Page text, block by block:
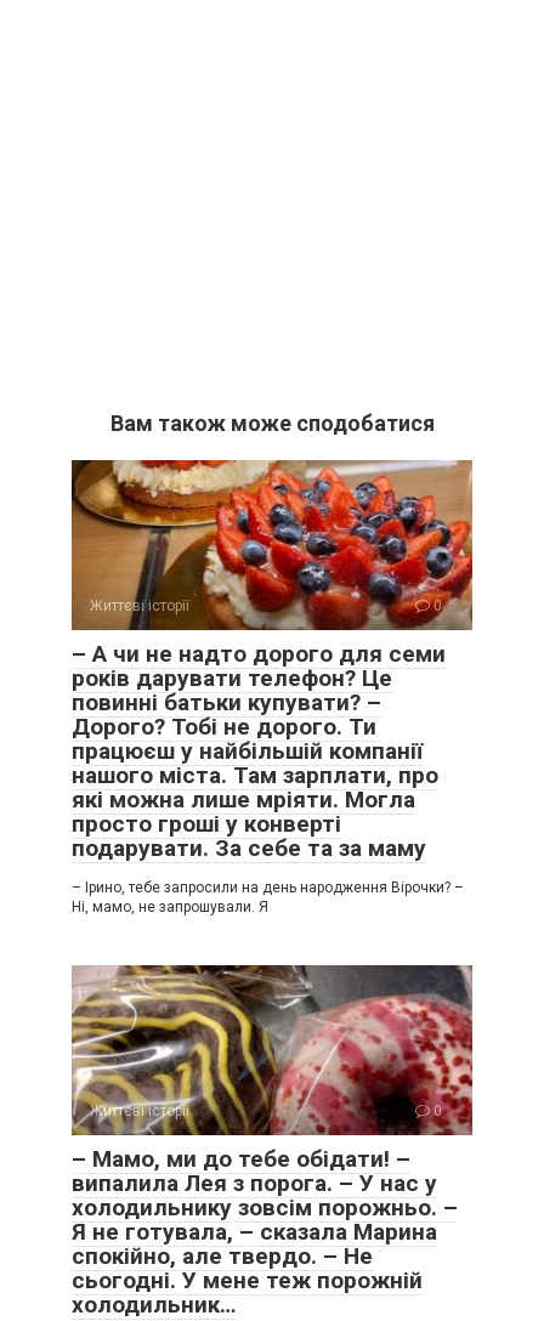
Вам також може сподобатися
Життєві історії 0
– А чи не надто дорого для семи
років дарувати телефон? Це
повинні батьки купувати? –
Дорого? Тобі не дорого. Ти
працюєш у найбільшій компанії
нашого міста. Там зарплати, про
які можна лише мріяти. Могла
просто гроші у конверті
подарувати. За себе та за маму
– Ірино, тебе запросили на день народження Вірочки? –
Ні, мамо, не запрошували. Я
Життєві історії 0
– Мамо, ми до тебе обідати! –
випалила Лея з порога. – У нас у
холодильнику зовсім порожньо. –
Я не готувала, – сказала Марина
спокійно, але твердо. – Не
сьогодні. У мене теж порожній
холодильник…